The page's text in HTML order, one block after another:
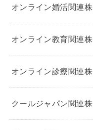
オンライン婚活関連株
オンライン教育関連株
オンライン診療関連株
クールジャパン関連株